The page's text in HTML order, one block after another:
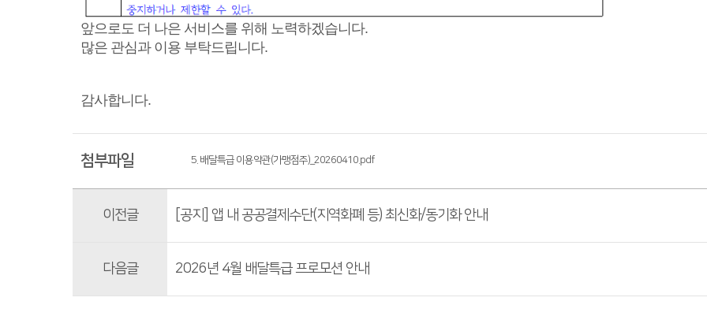
앞으로도 더 나은 서비스를 위해 노력하겠습니다.
많은 관심과 이용 부탁드립니다.
감사합니다.
첨부파일 5. 배달특급 이용약관(가맹점주)_20260410.pdf
이전글 [공지] 앱 내 공공결제수단(지역화폐 등) 최신화/동기화 안내
다음글 2026년 4월 배달특급 프로모션 안내